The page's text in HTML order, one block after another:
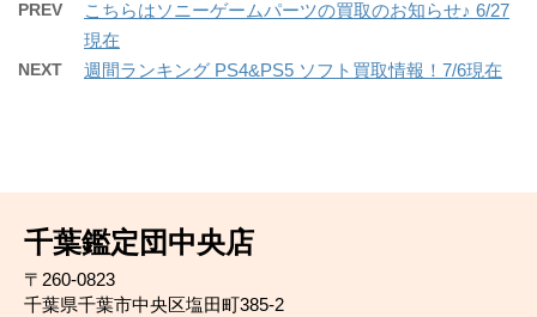
PREV
こちらはソニーゲームパーツの買取のお知らせ♪ 6/27
現在
NEXT 週間ランキング PS4&PS5 ソフト買取情報！7/6現在
千葉鑑定団中央店
〒260-0823
千葉県千葉市中央区塩田町385-2